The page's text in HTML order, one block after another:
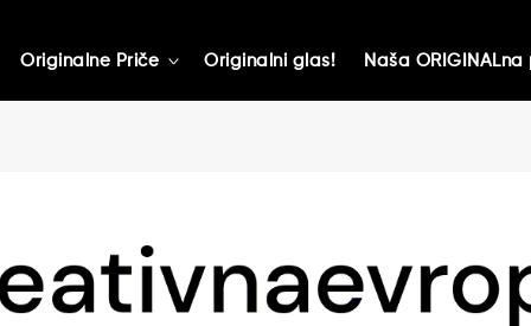
Originalne Priče toggle
Originalni glas! Naša